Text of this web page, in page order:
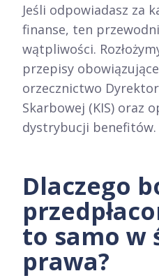
Jeśli odpowiadasz za
finanse, ten
wątpliwości.
przepisy
orzecznictwo
Skarbowej (KIS) oraz
dystrybucji benefitów.
Dlaczego
to samo w
prawa?